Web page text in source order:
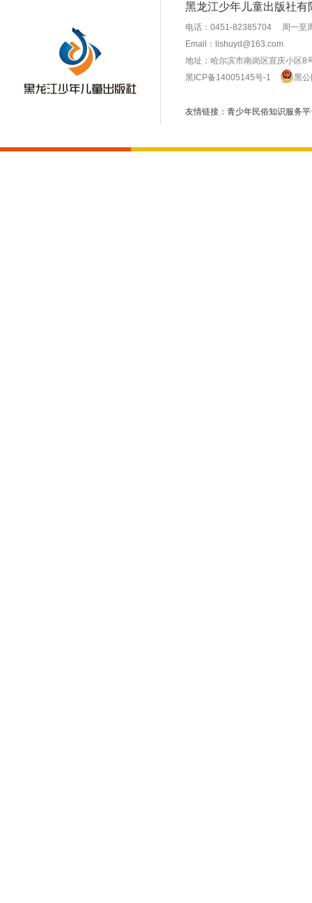
黑龙江少年儿童出版社有
电话：0451-82385704 周一至
Email：lishuyd@163.com
地址：哈尔滨市南岗区宣庆小区8
黑ICP备14005145号-1
黑
友情链接： 青少年民俗知识服务